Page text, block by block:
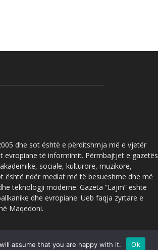
dhe sot është e përditshmja më e vjetër
evropiane të informimit. Përmbajtjet e gazetës
sociale, kulturore, muzikore,
është ndër mediat më të besueshme dhe më
teknologji moderne. Gazeta “Lajm” është
dhe evropiane. Ueb faqja zyrtare e
Maqedoni.
assume that you are happy with it. Ok